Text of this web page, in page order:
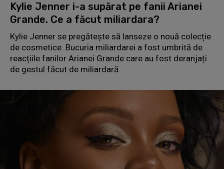
Kylie Jenner i-a supărat pe fanii Arianei
Grande. Ce a făcut miliardara?
Kylie Jenner se pregătește să lanseze o nouă colecție
de cosmetice. Bucuria miliardarei a fost umbrită de
reacțiile fanilor Arianei Grande care au fost deranjați
de gestul făcut de miliardară.